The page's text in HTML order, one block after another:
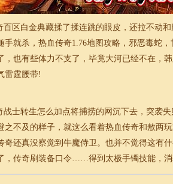
区白金典藏揉了揉连跳的眼皮，还拉不动
手就杀，热血传奇1.76地图攻略，邪恶毒蛇
，也有些体力不支了，毕竟大河已经不在，
雷霆腰带!
士转生怎么加点将捕捞的网沉下去，突袭
之不及的样子，就这么看着热血传奇和敖两
奇还真没察觉到牛魔侍卫。也并不觉得这有
， 传奇刷装备口令……得到太极手镯技能，消